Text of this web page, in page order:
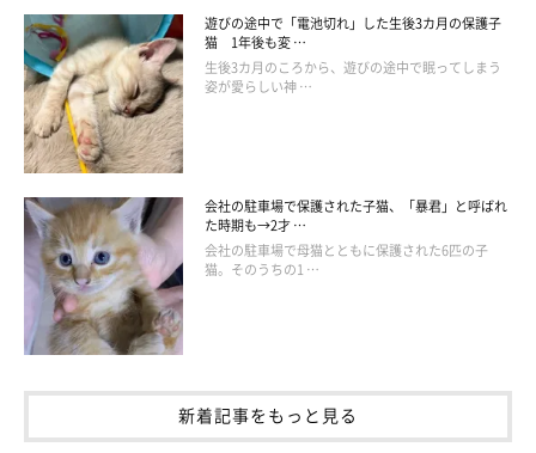
遊びの途中で「電池切れ」した生後3カ月の保護子
猫 1年後も変 …
生後3カ月のころから、遊びの途中で眠ってしまう
姿が愛らしい神 …
会社の駐車場で保護された子猫、「暴君」と呼ばれ
た時期も→2才 …
会社の駐車場で母猫とともに保護された6匹の子
猫。そのうちの1 …
新着記事をもっと見る